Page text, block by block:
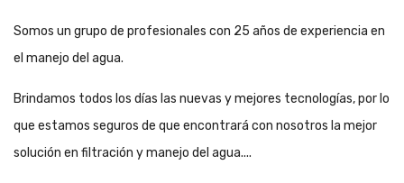
Somos un grupo de profesionales con 25 años de experiencia en
el manejo del agua.
Brindamos todos los días las nuevas y mejores tecnologías, por lo
que estamos seguros de que encontrará con nosotros la mejor
solución en filtración y manejo del agua....